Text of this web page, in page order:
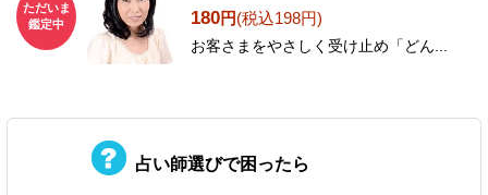
ただいま
鑑定中
180円(税込198円)
お客さまをやさしく受け止め「どん...
占い師選びで困ったら